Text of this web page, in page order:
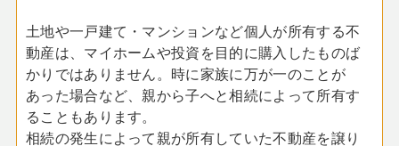
土地や一戸建て・マンションなど個人が所有する不
動産は、マイホームや投資を目的に購入したものば
かりではありません。時に家族に万が一のことが
あった場合など、親から子へと相続によって所有す
ることもあります。
相続の発生によって親が所有していた不動産を譲り